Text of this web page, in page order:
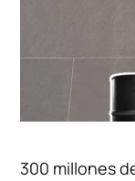
300 millones